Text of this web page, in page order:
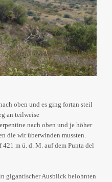
oben und es ging fortan steil
an teilweise
nach oben und je höher
die wir überwinden mussten.
m ü. d. M. auf dem Punta del
gigantischer Ausblick belohnten